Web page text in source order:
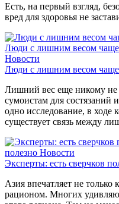
Есть, на первый взгляд,
вред для здоровья не
Люди с лишним весом чаще
Новости
Люди с лишним весом чаще
Лишний вес еще никому не
сумоистам для состязаний
одно исследование, в ходе
существует связь между
полезно Новости
Эксперты: есть сверчков
Азия впечатляет не
рационом. Многих